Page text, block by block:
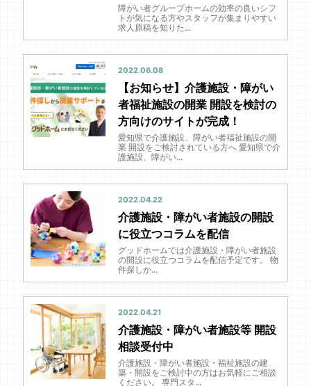
障がい者グループホームの効率の良いシフ
トが気になる方やスタッフが集まりやすい
求人原稿を知りた...
2022.06.08
【お知らせ】介護施設・障がい
者福祉施設の開業 開設を検討の
方向けのサイトが完成！
愛知県で介護施設、障がい者福祉施設の開
業 開設をご検討されている方へ 愛知県で介
護施設、障がい...
2022.04.22
介護施設・障がい者施設の開設
に役立つコラムを配信
グッドホームでは介護施設・障がい者施設
の開設に役立つコラムを配信予定です。 物
件探しか...
2022.04.21
介護施設・障がい者施設等 開設
相談受付中
介護施設・障がい者施設・福祉施設の建
築・開設をご検討中の方はお気軽にご相談
ください。 専門スタ...